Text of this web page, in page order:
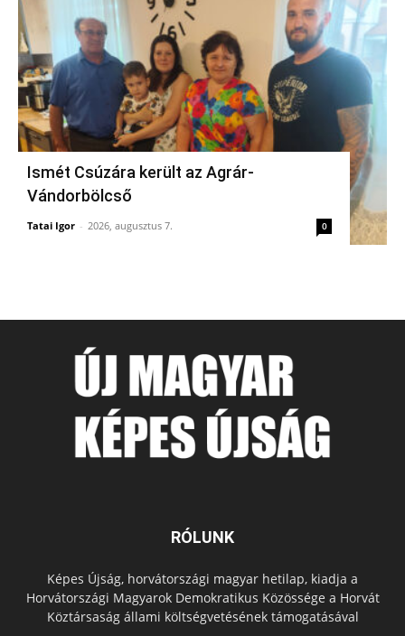
Ismét Csúzára került az Agrár-
Vándorbölcső
Tatai Igor - 2026, augusztus 7. 0
RÓLUNK
Képes Újság, horvátországi magyar hetilap, kiadja a
Horvátországi Magyarok Demokratikus Közössége a Horvát
Köztársaság állami költségvetésének támogatásával